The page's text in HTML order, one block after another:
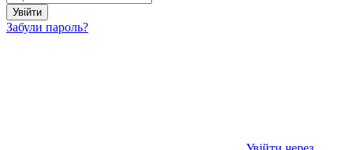
Увійти
Забули пароль?